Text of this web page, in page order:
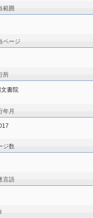
範囲
ページ
所
文書院
年月
ジ数
言語